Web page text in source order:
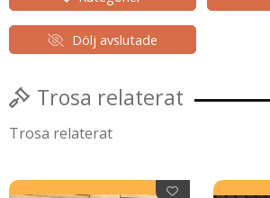
Dölj avslutade
Trosa relaterat
Trosa relaterat